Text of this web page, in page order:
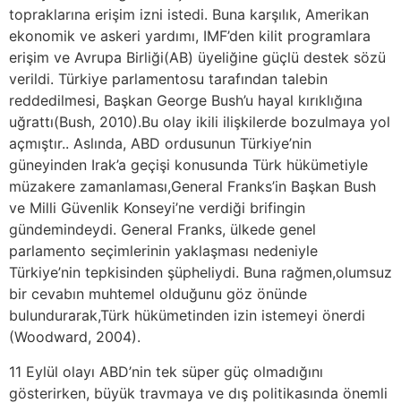
topraklarına erişim izni istedi. Buna karşılık, Amerikan
ekonomik ve askeri yardımı, IMF’den kilit programlara
erişim ve Avrupa Birliği(AB) üyeliğine güçlü destek sözü
verildi. Türkiye parlamentosu tarafından talebin
reddedilmesi, Başkan George Bush’u hayal kırıklığına
uğrattı(Bush, 2010).Bu olay ikili ilişkilerde bozulmaya yol
açmıştır.. Aslında, ABD ordusunun Türkiye’nin
güneyinden Irak’a geçişi konusunda Türk hükümetiyle
müzakere zamanlaması,General Franks’in Başkan Bush
ve Milli Güvenlik Konseyi’ne verdiği brifingin
gündemindeydi. General Franks, ülkede genel
parlamento seçimlerinin yaklaşması nedeniyle
Türkiye’nin tepkisinden şüpheliydi. Buna rağmen,olumsuz
bir cevabın muhtemel olduğunu göz önünde
bulundurarak,Türk hükümetinden izin istemeyi önerdi
(Woodward, 2004).
11 Eylül olayı ABD’nin tek süper güç olmadığını
gösterirken, büyük travmaya ve dış politikasında önemli